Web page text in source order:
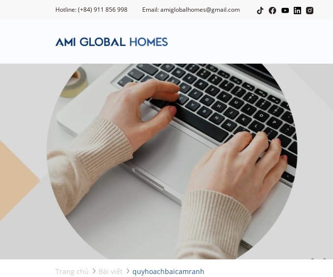
Hotline: (+84) 911 856 998 Email: amiglobalhomes@gmail.com
Trang chủ Bài viết quyhoachbaicamranh